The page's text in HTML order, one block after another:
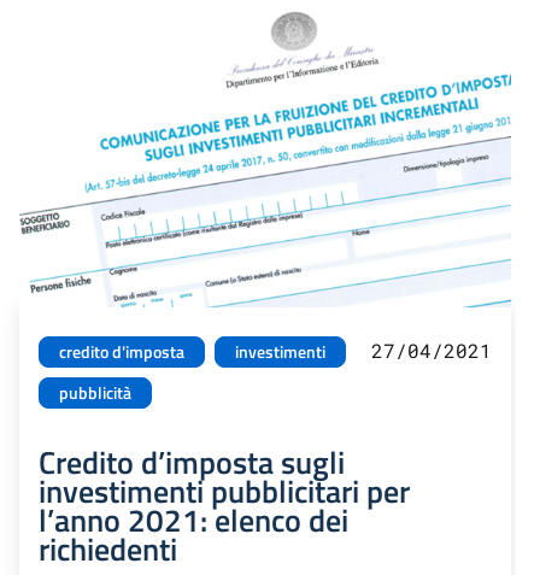
credito d'imposta
investimenti
pubblicità
27/04/2021
Credito d’imposta sugli
investimenti pubblicitari per
l’anno 2021: elenco dei
richiedenti